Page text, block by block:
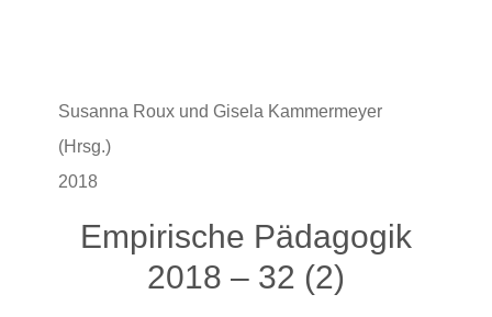
Susanna Roux und Gisela Kammermeyer
(Hrsg.)
2018
Empirische Pädagogik
2018 – 32 (2)